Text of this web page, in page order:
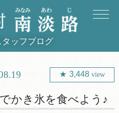
タッフブログ
3,448view
かき氷を食べよう♪